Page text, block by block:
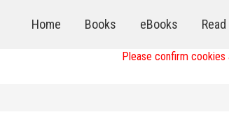
Home Books eBooks Read
Please confirm cookies